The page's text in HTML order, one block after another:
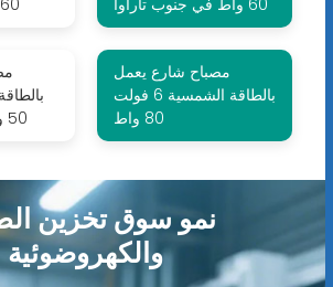
60 واط في الدوحة 60 واط في جنوب تاراوا
50 واط في بوتسوانا
مصباح شارع يعمل
بالطاقة الشمسية 6 فولت
80 واط
نمو سوق تخزين
والكهروضوئية